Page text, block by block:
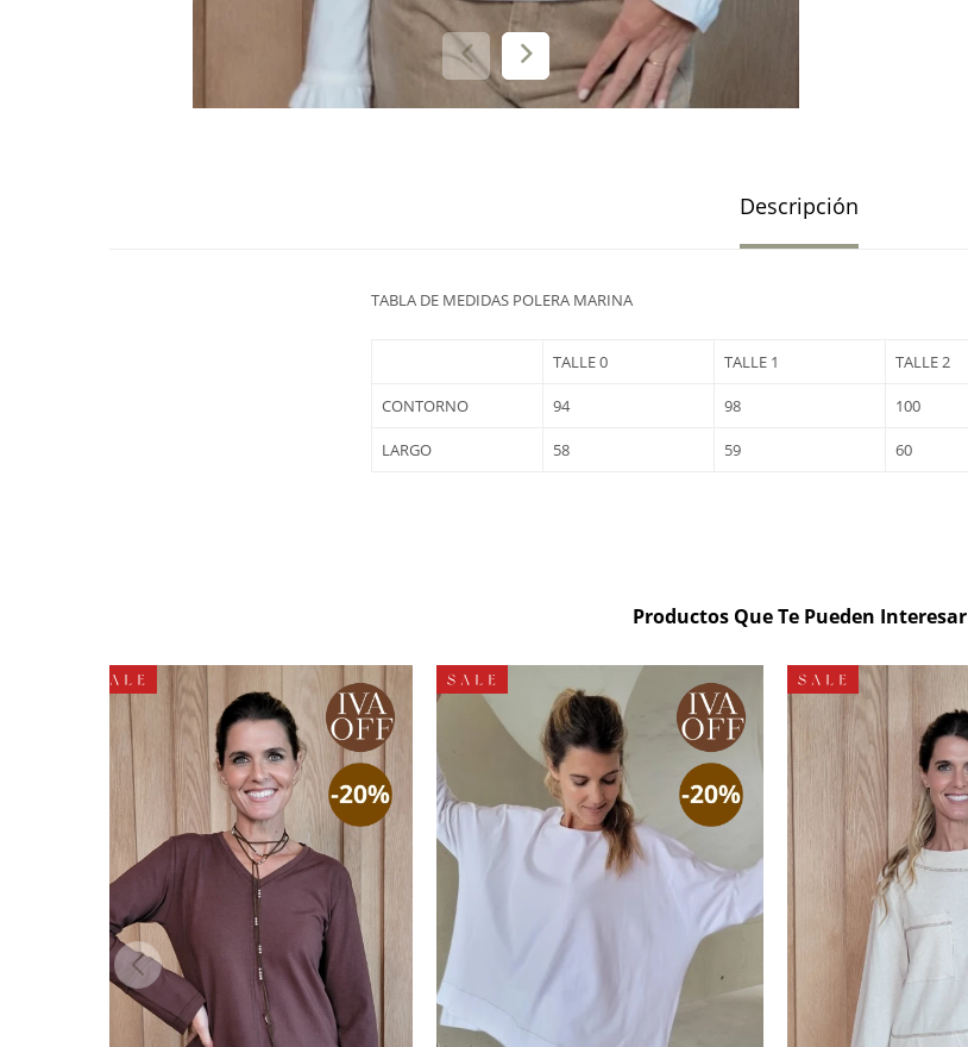
Descripción
TABLA DE MEDIDAS POLERA MARINA
TALLE 0 TALLE 1 TALLE 2
CONTORNO 94 98 100
LARGO 58 59 60
Productos Que Te Pueden Interesar